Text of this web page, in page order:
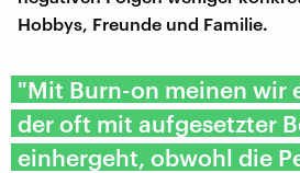
Hobbys, Freunde und Familie.
"Mit Burn-on meinen wir
der oft mit aufgesetzter
einhergeht, obwohl die